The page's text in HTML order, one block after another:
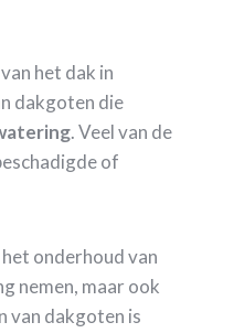
het dak in
dakgoten die
. Veel van de
of
onderhoud van
nemen, maar ook
van dakgoten is